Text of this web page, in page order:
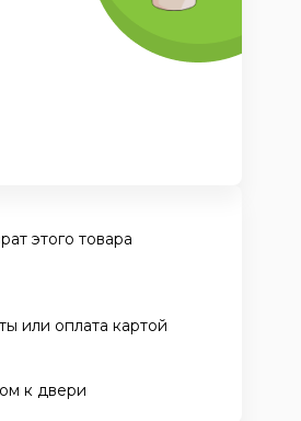
этого товара
или оплата картой
к двери